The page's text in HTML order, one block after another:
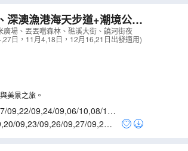
深澳漁港海天步道+潮境公
由活動【免費代辦台灣簽證
場、丟丟噹森林、礁溪大街、饒河街夜
日，11月4,18日，12月16,21日出發適用)
美景之旅。
09,22/09,24/09,06/10,08/10,
,20/09,23/09,26/09,27/09,29/0